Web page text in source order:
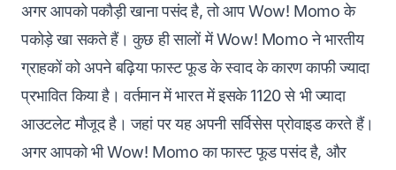
अगर आपको पकौड़ी खाना पसंद है, तो आप Wow! Momo के
पकोड़े खा सकते हैं। कुछ ही सालों में Wow! Momo ने भारतीय
ग्राहकों को अपने बढ़िया फास्ट फूड के स्वाद के कारण काफी ज्यादा
प्रभावित किया है। वर्तमान में भारत में इसके 1120 से भी ज्यादा
आउटलेट मौजूद है। जहां पर यह अपनी सर्विसेस प्रोवाइड करते हैं।
अगर आपको भी Wow! Momo का फास्ट फूड पसंद है, और